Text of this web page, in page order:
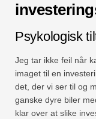
Psykologisk
Jeg tar ikke feil når
imaget til en
det, der vi ser til og
ganske dyre biler
klar over at slike